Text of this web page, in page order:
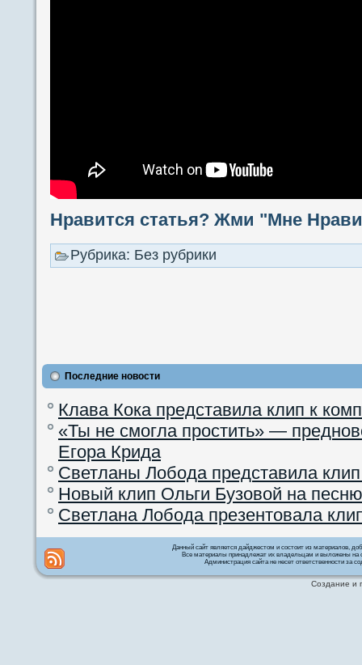
Нравится статья? Жми "Мне
Рубрика: Без рубрики
Последние новости
Клава Кока представила клип к
«Ты не смогла простить» —
Егора Крида
Светланы Лобода представила
Новый клип Ольги Бузовой на
Светлана Лобода презентовала
Данный сайт является дайджестом и состоит из материалов,
Все материалы принадлежат их владельцам и выложены на
Администрация сайта не несет ответственности за
Создание и